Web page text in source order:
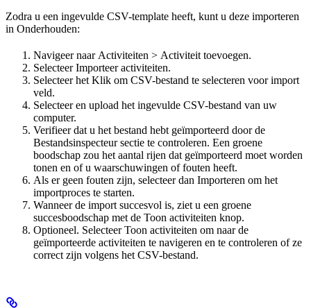
Zodra u een ingevulde CSV-template heeft, kunt u deze importeren
in Onderhouden:
Navigeer naar Activiteiten > Activiteit toevoegen.
SelecteerImporteer activiteiten.
Selecteer het Klik om CSV-bestand te selecteren voor import
veld.
Selecteer en upload het ingevulde CSV-bestand van uw
computer.
Verifieer dat u het bestand hebt geïmporteerd door de
Bestandsinspecteursectie te controleren. Een groene
boodschap zou het aantal rijen dat geïmporteerd moet worden
tonen en of u waarschuwingen of fouten heeft.
Als er geen fouten zijn, selecteer dan Importeren om het
importproces te starten.
Wanneer de import succesvol is, ziet u een groene
succesboodschap met de Toon activiteiten knop.
Optioneel. SelecteerToon activiteiten om naar de
geïmporteerde activiteiten te navigeren en te controleren of ze
correct zijn volgens het CSV-bestand.